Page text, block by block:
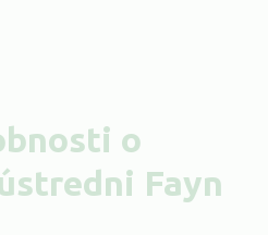
o
Fayn